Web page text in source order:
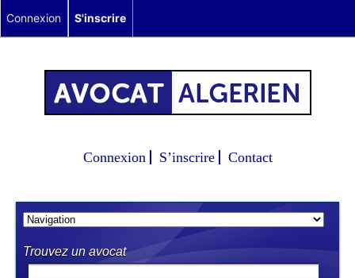
Connexion S’inscrire Contact
Trouvez un avocat
Connexion S'inscrire